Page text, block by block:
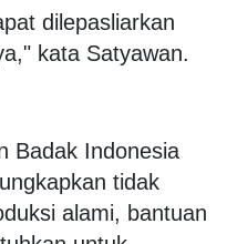
dilepasliarkan
kata Satyawan.
Badak Indonesia
tidak
alami, bantuan